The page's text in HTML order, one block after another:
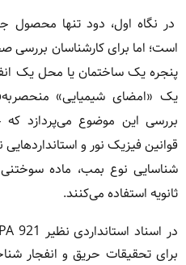
در نگاه اول، دود تنها محصول
پنجره یک ساختمان یا محل یک
یک «امضای شیمیایی»
بررسی این موضوع می‌پردازد
شناسایی نوع بمب، ماده
ثانویه استفاده می‌کنند.
برای تحقیقات حریق و انفجار